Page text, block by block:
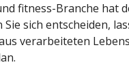
fitness-Branche hat
Sie sich entscheiden,
verarbeiteten